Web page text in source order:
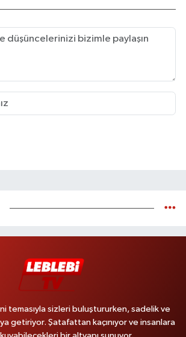
temasıyla sizleri buluştururken, sadelik ve
getiriyor. Şatafattan kaçınıyor ve insanlara